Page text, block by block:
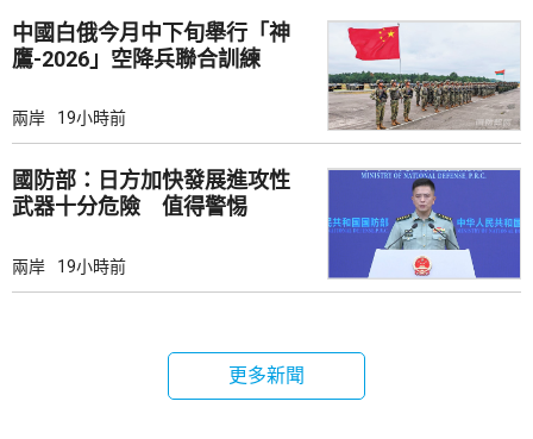
中國白俄今月中下旬舉行「神
鷹-2026」空降兵聯合訓練
兩岸 19小時前
國防部：日方加快發展進攻性
武器十分危險 值得警惕
兩岸 19小時前
更多新聞